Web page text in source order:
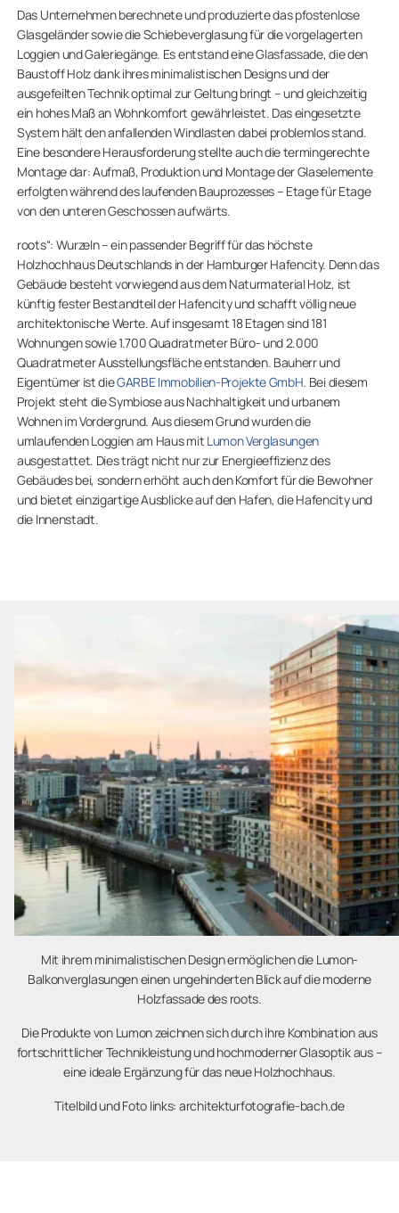
Das Unternehmen berechnete und produzierte das pfostenlose
Glasgeländer sowie die Schiebeverglasung für die vorgelagerten
Loggien und Galeriegänge. Es entstand eine Glasfassade, die den
Baustoff Holz dank ihres minimalistischen Designs und der
ausgefeilten Technik optimal zur Geltung bringt – und gleichzeitig
ein hohes Maß an Wohnkomfort gewährleistet. Das eingesetzte
System hält den anfallenden Windlasten dabei problemlos stand.
Eine besondere Herausforderung stellte auch die termingerechte
Montage dar: Aufmaß, Produktion und Montage der Glaselemente
erfolgten während des laufenden Bauprozesses – Etage für Etage
von den unteren Geschossen aufwärts.
roots“: Wurzeln – ein passender Begriff für das höchste
Holzhochhaus Deutschlands in der Hamburger Hafencity. Denn das
Gebäude besteht vorwiegend aus dem Naturmaterial Holz, ist
künftig fester Bestandteil der Hafencity und schafft völlig neue
architektonische Werte. Auf insgesamt 18 Etagen sind 181
Wohnungen sowie 1.700 Quadratmeter Büro- und 2.000
Quadratmeter Ausstellungsfläche entstanden. Bauherr und
Eigentümer ist dieGARBE Immobilien-Projekte GmbH. Bei diesem
Projekt steht die Symbiose aus Nachhaltigkeit und urbanem
Wohnen im Vordergrund. Aus diesem Grund wurden die
umlaufenden Loggien am Haus mit Lumon Verglasungen
ausgestattet. Dies trägt nicht nur zur Energieeffizienz des
Gebäudes bei, sondern erhöht auch den Komfort für die Bewohner
und bietet einzigartige Ausblicke auf den Hafen, die Hafencity und
die Innenstadt.
Mit ihrem minimalistischen Design ermöglichen die Lumon-
Balkonverglasungen einen ungehinderten Blick auf die moderne
Holzfassade des roots.
Die Produkte von Lumon zeichnen sich durch ihre Kombination aus
fortschrittlicher Technikleistung und hochmoderner Glasoptik aus –
eine ideale Ergänzung für das neue Holzhochhaus.
Titelbild und Foto links: architekturfotografie-bach.de